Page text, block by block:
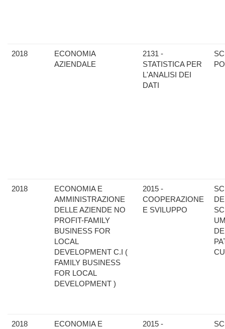
2018
ECONOMIA
AZIENDALE
2131 -
STATISTICA PER
L'ANALISI DEI
DATI
2018
ECONOMIA E
AMMINISTRAZIONE
DELLE AZIENDE NO
PROFIT-FAMILY
BUSINESS FOR
LOCAL
DEVELOPMENT C.I (
FAMILY BUSINESS
FOR LOCAL
DEVELOPMENT )
2015 -
COOPERAZIONE
E SVILUPPO
2018
ECONOMIA E
2015 -